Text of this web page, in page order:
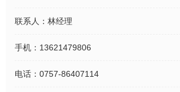
联系人： 林经理
手机： 13621479806
电话： 0757-86407114